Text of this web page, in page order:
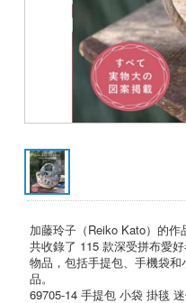
加藤玲子（Reiko Kato）的
共收錄了 115 款深受拼布愛
物品，包括手提包、手機袋
品。
69705-14 手提包 小袋 掛毯